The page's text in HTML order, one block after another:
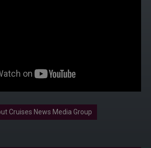
Cruises News Media Group